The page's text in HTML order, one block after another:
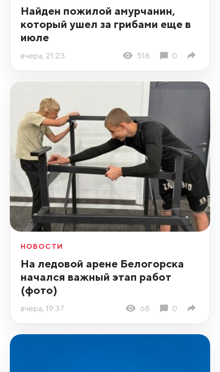
Найден пожилой амурчанин,
который ушел за грибами еще в
июле
вчера, 21:23 518 0
НОВОСТИ
На ледовой арене Белогорска
начался важный этап работ
(фото)
вчера, 19:37 68 0